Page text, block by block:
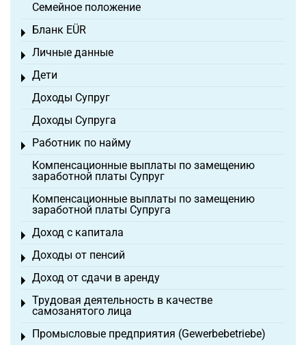
Семейное положение
Бланк EÜR
Toggle menu
Личные данные
Toggle menu
Дети
Toggle menu
Доходы Супруг
Доходы Супруга
Работник по найму
Toggle menu
Компенсационные выплаты по замещению
заработной платы Супруг
Компенсационные выплаты по замещению
заработной платы Супруга
Доход с капитала
Toggle menu
Доходы от пенсий
Toggle menu
Доход от сдачи в аренду
Toggle menu
Трудовая деятельность в качестве
самозанятого лица
Toggle menu
Промысловые предприятия (Gewerbebetriebe)
Toggle menu